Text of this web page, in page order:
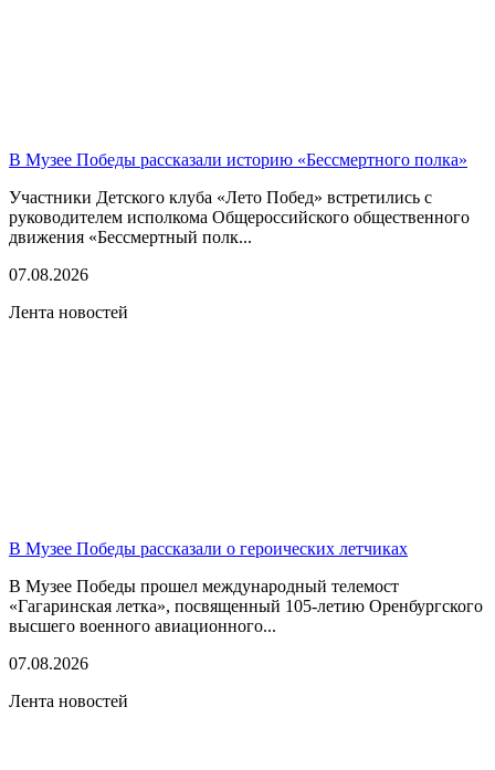
В Музее Победы рассказали историю «Бессмертного полка»
Участники Детского клуба «Лето Побед» встретились с
руководителем исполкома Общероссийского общественного
движения «Бессмертный полк...
07.08.2026
Лента новостей
В Музее Победы рассказали о героических летчиках
В Музее Победы прошел международный телемост
«Гагаринская летка», посвященный 105-летию Оренбургского
высшего военного авиационного...
07.08.2026
Лента новостей